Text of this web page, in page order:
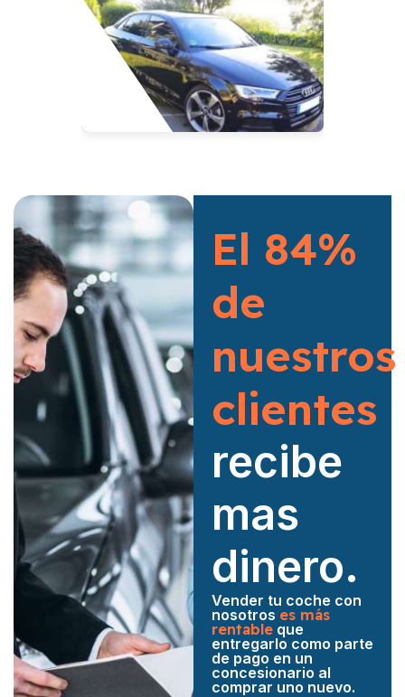
El 84%
de
nuestros
clientes
recibe
mas
dinero.
Vender tu coche con
nosotros es más
rentableque
entregarlo como parte
de pago en un
concesionario al
comprar uno nuevo.